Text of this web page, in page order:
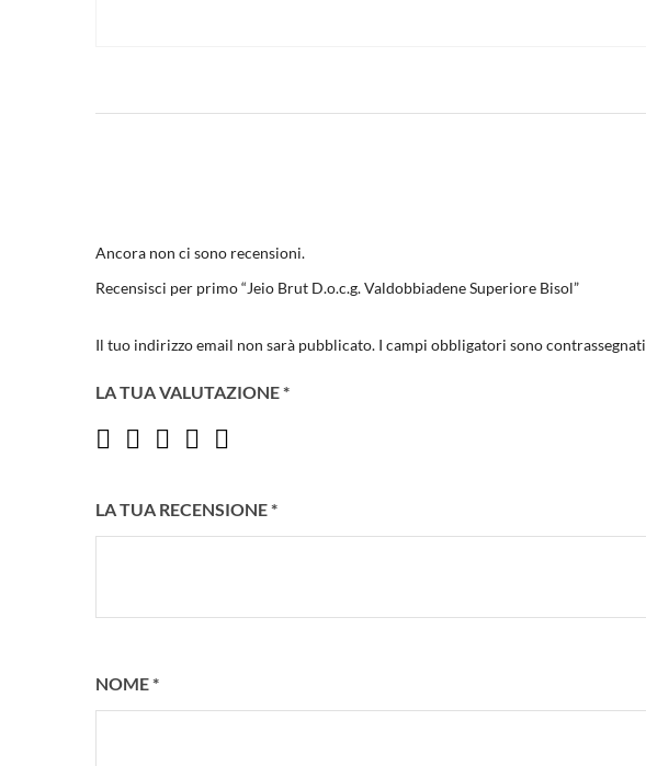
Ancora non ci sono recensioni.
Recensisci per primo “Jeio Brut D.o.c.g. Valdobbiadene Superiore Bisol”
Il tuo indirizzo email non sarà pubblicato. I campi obbligatori sono contrassegnati
LA TUA VALUTAZIONE*
LA TUA RECENSIONE*
NOME*